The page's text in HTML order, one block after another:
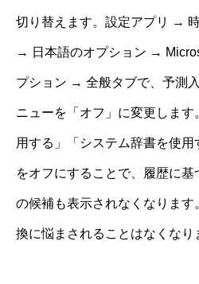
切り替えます。設定アプリ →
→ 日本語のオプション →
プション → 全般タブで、予測
ニューを「オフ」に変更しま
用する」「システム辞書を使
をオフにすることで、履歴に
の候補も表示されなくなりま
換に悩まされることはなくなり